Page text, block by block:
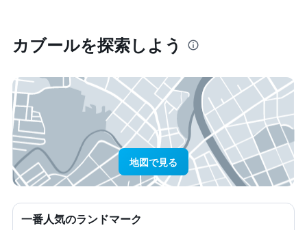
カブール​を探索しよう
地図で見る
一番人気のランドマーク